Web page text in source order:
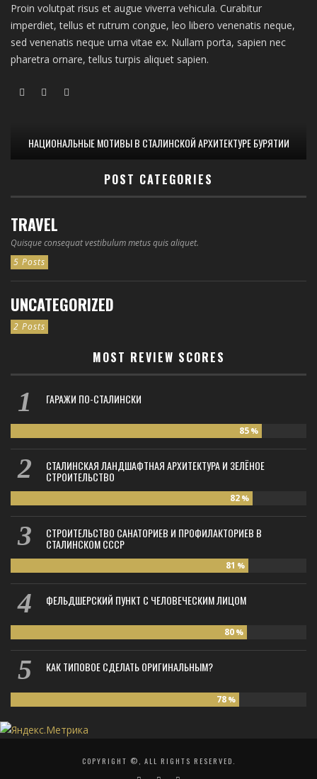
Proin volutpat risus et augue viverra vehicula. Curabitur
imperdiet, tellus et rutrum congue, leo libero venenatis neque,
sed venenatis neque urna vitae ex. Nullam porta, sapien nec
pharetra ornare, tellus turpis aliquet sapien.
НАЦИОНАЛЬНЫЕ МОТИВЫ В СТАЛИНСКОЙ АРХИТЕКТУРЕ БУРЯТИИ
POST CATEGORIES
TRAVEL
Quisque consequat vestibulum metus quis aliquet.
5 Posts
UNCATEGORIZED
2 Posts
MOST REVIEW SCORES
ГАРАЖИ ПО-СТАЛИНСКИ
85 %
СТАЛИНСКАЯ ЛАНДШАФТНАЯ АРХИТЕКТУРА И ЗЕЛЁНОЕ
СТРОИТЕЛЬСТВО
82 %
СТРОИТЕЛЬСТВО САНАТОРИЕВ И ПРОФИЛАКТОРИЕВ В
СТАЛИНСКОМ СССР
81 %
ФЕЛЬДШЕРСКИЙ ПУНКТ С ЧЕЛОВЕЧЕСКИМ ЛИЦОМ
80 %
КАК ТИПОВОЕ СДЕЛАТЬ ОРИГИНАЛЬНЫМ?
78 %
COPYRIGHT ©, ALL RIGHTS RESERVED.